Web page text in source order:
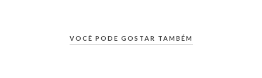
VOCÊ PODE GOSTAR TAMBÉM